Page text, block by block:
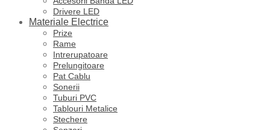
Drivere LED
Materiale Electrice
Prize
Rame
Intrerupatoare
Prelungitoare
Pat Cablu
Sonerii
Tuburi PVC
Tablouri Metalice
Stechere